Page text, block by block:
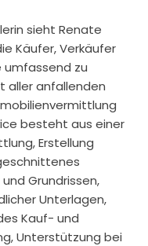
sieht Renate
Käufer, Verkäufer
umfassend zu
aller anfallenden
besteht aus einer
Erstellung
Grundrissen,
Unterlagen,
Kauf- und
Unterstützung bei